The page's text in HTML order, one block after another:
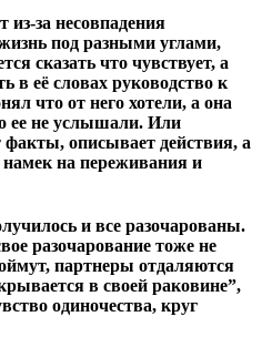
из-за несовпадения
под разными углами,
сказать что чувствует, а
в её словах руководство к
что от него хотели, а она
ее не услышали. Или
факты, описывает действия, а
на переживания и
и все разочарованы.
разочарование тоже не
партнеры отдаляются
в своей раковине”,
одиночества, круг